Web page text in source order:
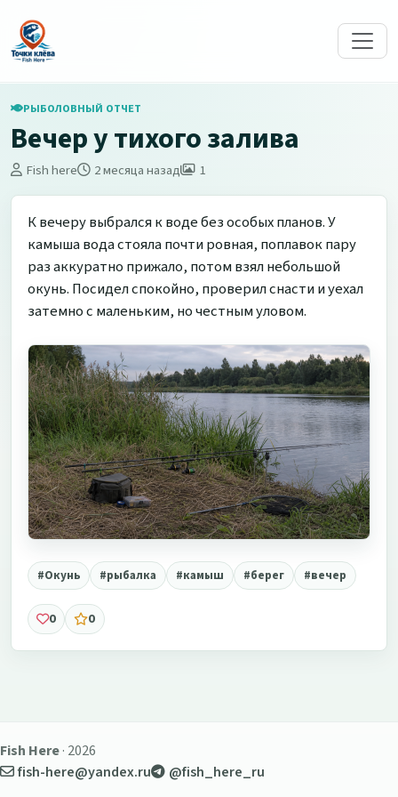
РЫБОЛОВНЫЙ ОТЧЕТ
Вечер у тихого залива
Fish here 2 месяца назад 1
К вечеру выбрался к воде без особых планов. У
камыша вода стояла почти ровная, поплавок пару
раз аккуратно прижало, потом взял небольшой
окунь. Посидел спокойно, проверил снасти и уехал
затемно с маленьким, но честным уловом.
#Окунь #рыбалка #камыш #берег #вечер
0 0
Fish Here· 2026
fish-here@yandex.ru
@fish_here_ru